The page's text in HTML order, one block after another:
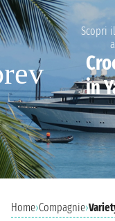
Scopri
in
Home›Compagnie›